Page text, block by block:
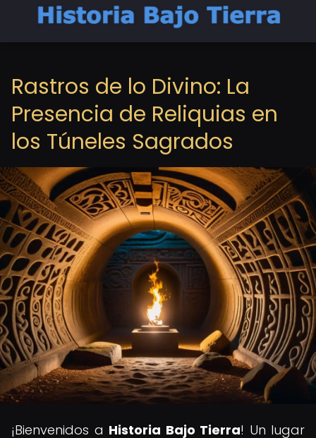
Rastros de lo Divino: La
Presencia de Reliquias en
los Túneles Sagrados
¡Bienvenidos a Historia Bajo Tierra! Un lugar